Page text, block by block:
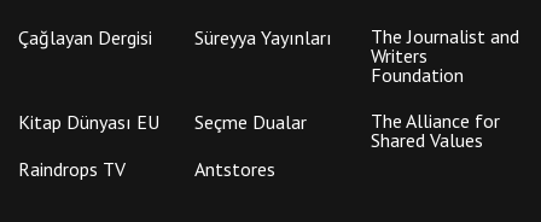
Çağlayan Dergisi
Süreyya Yayınları
The Journalist and
Writers
Foundation
Kitap Dünyası EU
Seçme Dualar
The Alliance for
Shared Values
Raindrops TV
Antstores